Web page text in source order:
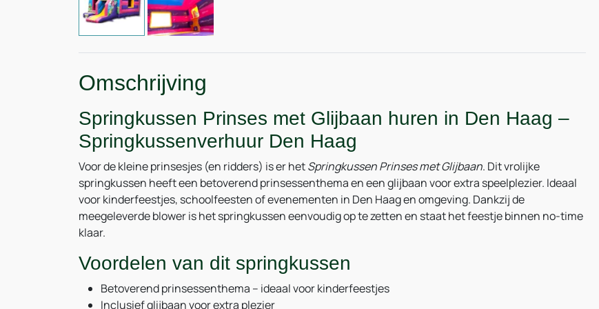
Omschrijving
Springkussen Prinses met Glijbaan huren in Den Haag –
Springkussenverhuur Den Haag
Voor de kleine prinsesjes (en ridders) is er hetSpringkussen Prinses met Glijbaan. Dit vrolijke
springkussen heeft een betoverend prinsessenthema en een glijbaan voor extra speelplezier. Ideaal
voor kinderfeestjes, schoolfeesten of evenementen in Den Haag en omgeving. Dankzij de
meegeleverde blower is het springkussen eenvoudig op te zetten en staat het feestje binnen no-time
klaar.
Voordelen van dit springkussen
Betoverend prinsessenthema – ideaal voor kinderfeestjes
Inclusief glijbaan voor extra plezier